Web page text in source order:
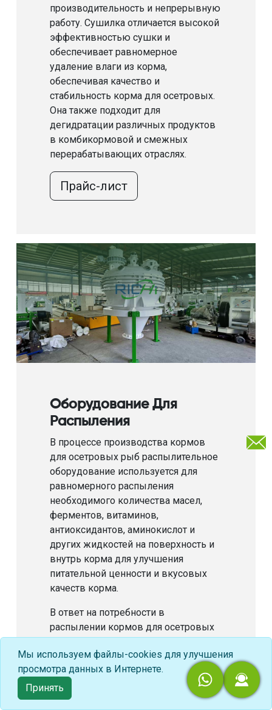
Мы используем файлы-cookies для улучшения
просмотра данных в Интернете.
Принять
производительность и непрерывную
работу. Сушилка отличается высокой
эффективностью сушки и
обеспечивает равномерное
удаление влаги из корма,
обеспечивая качество и
стабильность корма для осетровых.
Она также подходит для
дегидратации различных продуктов
в комбикормовой и смежных
перерабатывающих отраслях.
Прайс-лист
Оборудование Для
Распыления
В процессе производства кормов
для осетровых рыб распылительное
оборудование используется для
равномерного распыления
необходимого количества масел,
ферментов, витаминов,
антиоксидантов, аминокислот и
других жидкостей на поверхность и
внутрь корма для улучшения
питательной ценности и вкусовых
качеств корма.
В ответ на потребности в
распылении кормов для осетровых
рыб RICHI предлагает два варианта:
вакуумное распылительное
оборудование и барабанное
распылительное оборудование,
отвечающие потребностям линий по